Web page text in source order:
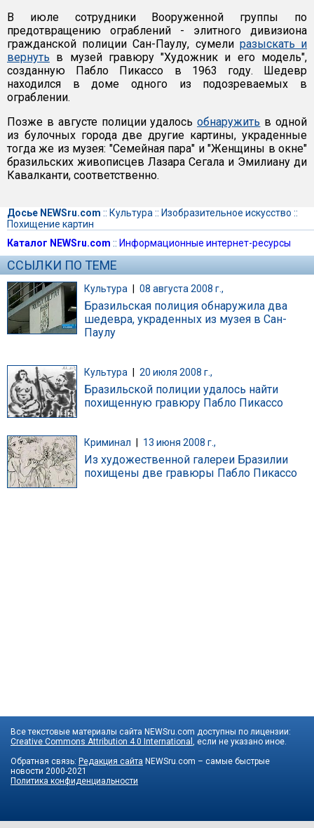
В июле сотрудники Вооруженной группы по
предотвращению ограблений - элитного дивизиона
гражданской полиции Сан-Паулу, сумели разыскать и
вернуть в музей гравюру "Художник и его модель",
созданную Пабло Пикассо в 1963 году. Шедевр
находился в доме одного из подозреваемых в
ограблении.
Позже в августе полиции удалосьобнаружить в одной
из булочных города две другие картины, украденные
тогда же из музея: "Семейная пара" и "Женщины в окне"
бразильских живописцев Лазара Сегала и Эмилиану ди
Кавалканти, соответственно.
Досье NEWSru.com :: Культура :: Изобразительное искусство ::
Похищение картин
Каталог NEWSru.com :: Информационные интернет-ресурсы
ССЫЛКИ ПО ТЕМЕ
Культура | 08 августа 2008 г.,
Бразильская полиция обнаружила два
шедевра, украденных из музея в Сан-
Паулу
Культура 20 июля 2008 г.,
Бразильской полиции удалось найти
похищенную гравюру Пабло Пикассо
Криминал 13 июня 2008 г.,
Из художественной галереи Бразилии
похищены две гравюры Пабло Пикассо
Все текстовые материалы сайта NEWSru.com доступны по лицензии:
Creative Commons Attribution 4.0 International , если не указано иное.
Обратная связь: Редакция сайта NEWSru.com – самые быстрые
новости 2000-2021
Политика конфиденциальности